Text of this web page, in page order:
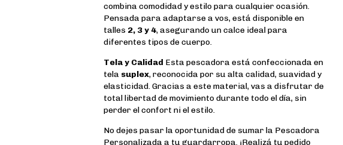
combina comodidad y estilo para cualquier ocasión.
Pensada para adaptarse a vos, está disponible en
talles 2, 3 y 4, asegurando un calce ideal para
diferentes tipos de cuerpo.
Tela y Calidad Esta pescadora está confeccionada en
tela suplex, reconocida por su alta calidad, suavidad y
elasticidad. Gracias a este material, vas a disfrutar de
total libertad de movimiento durante todo el día, sin
perder el confort ni el estilo.
No dejes pasar la oportunidad de sumar la Pescadora
Personalizada a tu guardarropa. ¡Realizá tu pedido